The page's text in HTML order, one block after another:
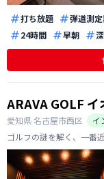
打ち放題 弾道測
24時間
早朝
ARAVA GOLF
愛知県名古屋市西区
イ
ゴルフの謎を解く、一番